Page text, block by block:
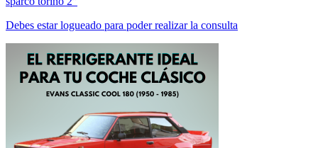
Debes estar logueado para poder realizar la consulta